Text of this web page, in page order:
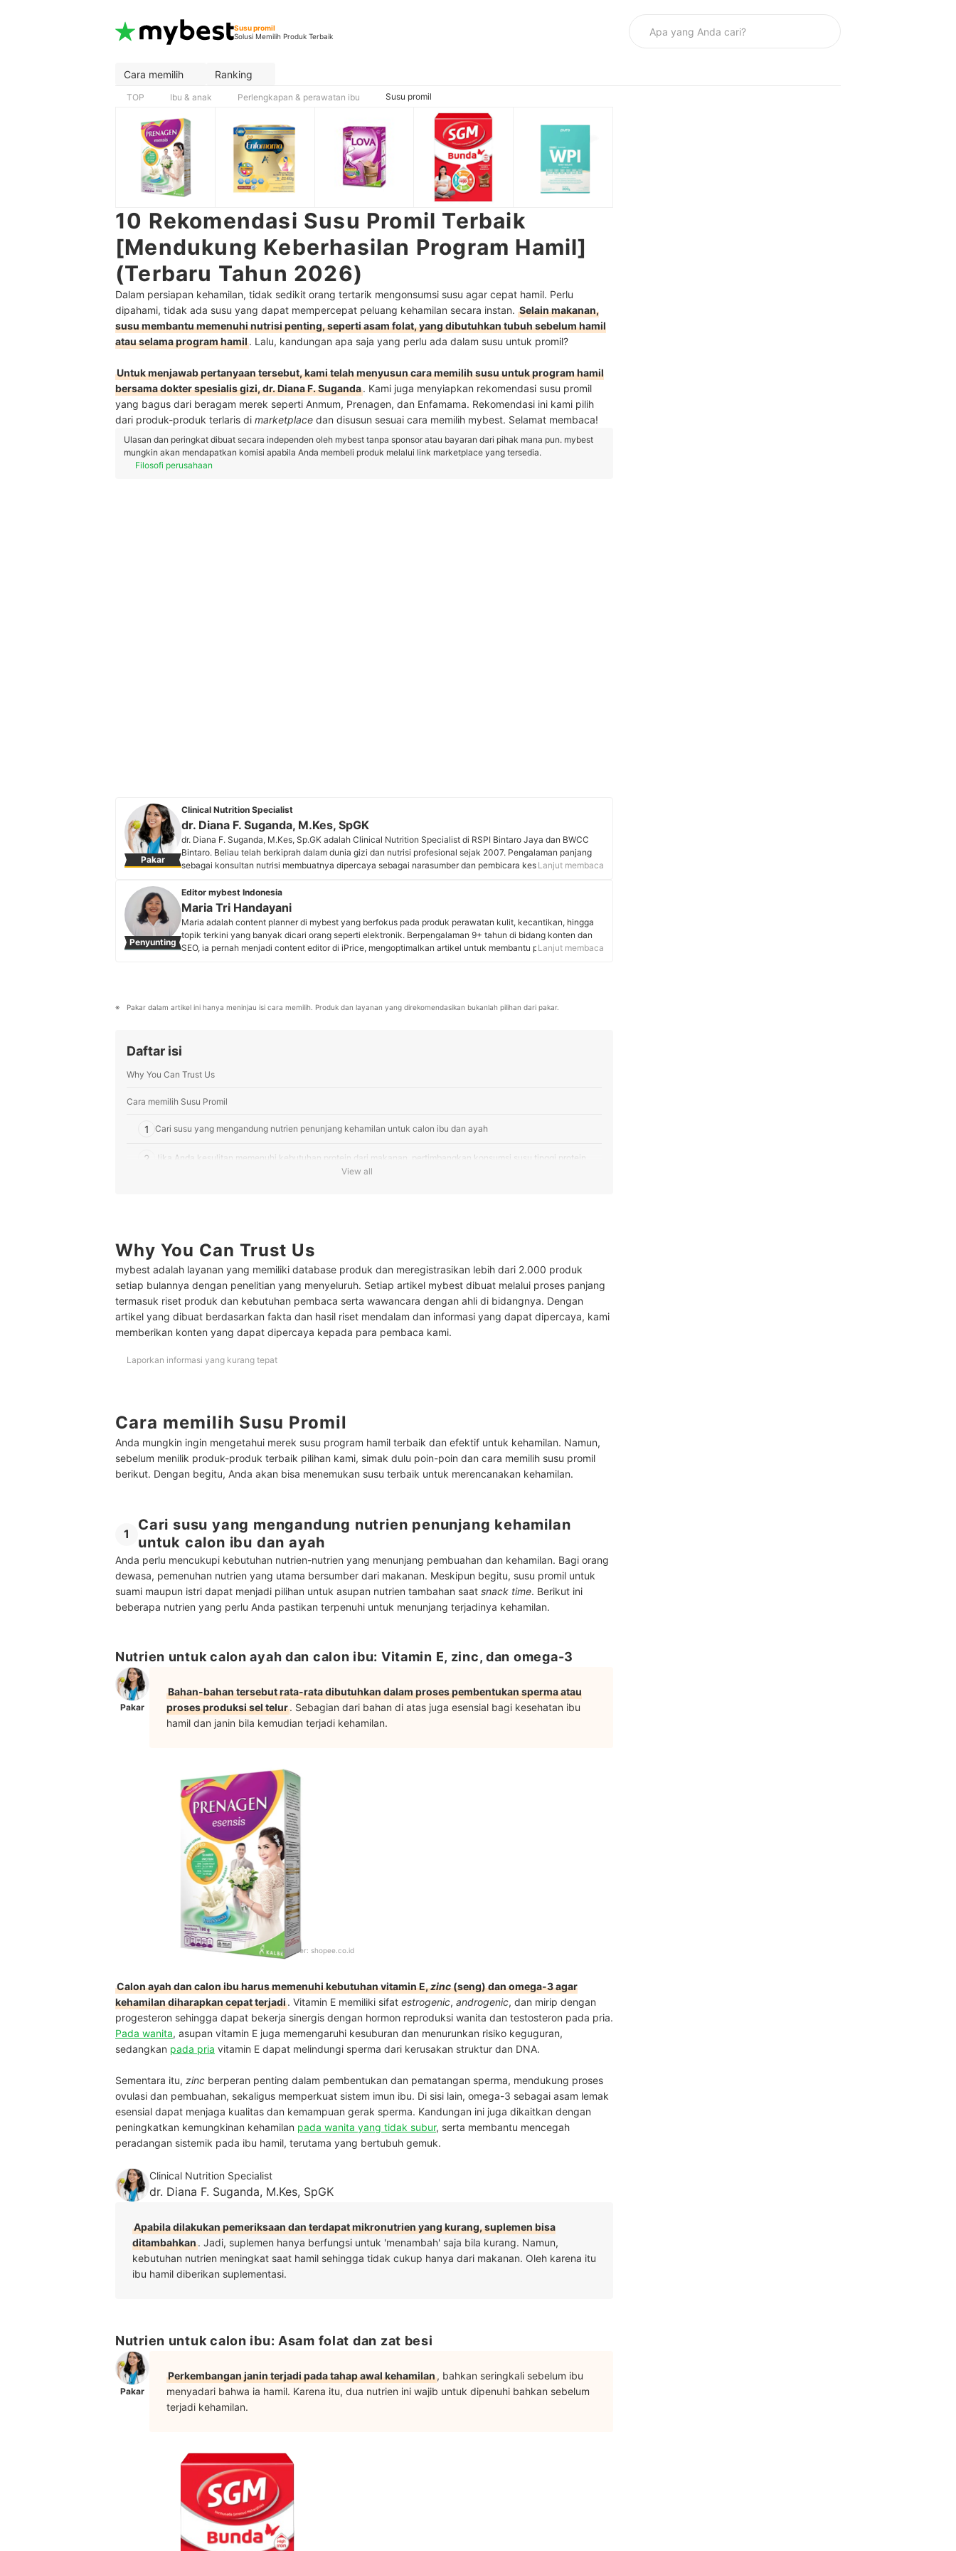
Susu promil
Solusi Memilih Produk Terbaik
Cara memilih Ranking
TOP Ibu & anak Perlengkapan & perawatan ibu Susu promil
10 Rekomendasi Susu Promil Terbaik
[Mendukung Keberhasilan Program Hamil]
(Terbaru Tahun 2026)
Dalam persiapan kehamilan, tidak sedikit orang tertarik mengonsumsi susu agar cepat hamil. Perlu
dipahami, tidak ada susu yang dapat mempercepat peluang kehamilan secara instan. Selain makanan,
susu membantu memenuhi nutrisi penting, seperti asam folat, yang dibutuhkan tubuh sebelum hamil
atau selama program hamil. Lalu, kandungan apa saja yang perlu ada dalam susu untuk promil?
Untuk menjawab pertanyaan tersebut, kami telah menyusun cara memilih susu untuk program hamil
bersama dokter spesialis gizi, dr. Diana F. Suganda. Kami juga menyiapkan rekomendasi susu promil
yang bagus dari beragam merek seperti Anmum, Prenagen, dan Enfamama. Rekomendasi ini kami pilih
dari produk-produk terlaris di marketplace dan disusun sesuai cara memilih mybest. Selamat membaca!
Ulasan dan peringkat dibuat secara independen oleh mybest tanpa sponsor atau bayaran dari pihak mana pun. mybest
mungkin akan mendapatkan komisi apabila Anda membeli produk melalui link marketplace yang tersedia.
Filosofi perusahaan
Pakar
Clinical Nutrition Specialist
dr. Diana F. Suganda, M.Kes, SpGK
dr. Diana F. Suganda, M.Kes, Sp.GK adalah Clinical Nutrition Specialist di RSPI Bintaro Jaya dan BWCC
Bintaro. Beliau telah berkiprah dalam dunia gizi dan nutrisi profesional sejak 2007. Pengalaman panjang
sebagai konsultan nutrisi membuatnya dipercaya sebagai narasumber dan pembicara kesehatan di
Ayo Sehat (Kompas TV). Beliau juga menulis artikel kesehatan yang dimuat di Harper’s Bazaar Indonesia
serta Clara dan kerap membagikankan konten #tipsgizidokterdiana di instagramnya yang memiliki 49K
followers.
Profil dr. Diana F. Suganda, M.Kes, SpGK
Lanjut membaca
Penyunting
Editor mybest Indonesia
Maria Tri Handayani
Maria adalah content planner di mybest yang berfokus pada produk perawatan kulit, kecantikan, hingga
topik terkini yang banyak dicari orang seperti elektronik. Berpengalaman 9+ tahun di bidang konten dan
SEO, ia pernah menjadi content editor di iPrice, mengoptimalkan artikel untuk membantu pembacaLanjut membaca
Pakar dalam artikel ini hanya meninjau isi cara memilih. Produk dan layanan yang direkomendasikan bukanlah pilihan dari pakar.
Daftar isi
Why You Can Trust Us
Cara memilih Susu Promil
1 Cari susu yang mengandung nutrien penunjang kehamilan untuk calon ibu dan ayah
2 Jika Anda kesulitan memenuhi kebutuhan protein dari makanan, pertimbangkan konsumsi susu tinggi protein
Lalu, bagaimana cara meningkatkan peluang hamil?
Baca juga rekomendasi susu lainnya di sini
View all
Why You Can Trust Us
mybest adalah layanan yang memiliki database produk dan meregistrasikan lebih dari 2.000 produk
setiap bulannya dengan penelitian yang menyeluruh. Setiap artikel mybest dibuat melalui proses panjang
termasuk riset produk dan kebutuhan pembaca serta wawancara dengan ahli di bidangnya. Dengan
artikel yang dibuat berdasarkan fakta dan hasil riset mendalam dan informasi yang dapat dipercaya, kami
memberikan konten yang dapat dipercaya kepada para pembaca kami.
Laporkan informasi yang kurang tepat
Cara memilih Susu Promil
Anda mungkin ingin mengetahui merek susu program hamil terbaik dan efektif untuk kehamilan. Namun,
sebelum menilik produk-produk terbaik pilihan kami, simak dulu poin-poin dan cara memilih susu promil
berikut. Dengan begitu, Anda akan bisa menemukan susu terbaik untuk merencanakan kehamilan.
1
Cari susu yang mengandung nutrien penunjang kehamilan
untuk calon ibu dan ayah
Anda perlu mencukupi kebutuhan nutrien-nutrien yang menunjang pembuahan dan kehamilan. Bagi orang
dewasa, pemenuhan nutrien yang utama bersumber dari makanan. Meskipun begitu, susu promil untuk
suami maupun istri dapat menjadi pilihan untuk asupan nutrien tambahan saat snack time. Berikut ini
beberapa nutrien yang perlu Anda pastikan terpenuhi untuk menunjang terjadinya kehamilan.
Nutrien untuk calon ayah dan calon ibu: Vitamin E, zinc, dan omega-3
Pakar
Bahan-bahan tersebut rata-rata dibutuhkan dalam proses pembentukan sperma atau
proses produksi sel telur. Sebagian dari bahan di atas juga esensial bagi kesehatan ibu
hamil dan janin bila kemudian terjadi kehamilan.
Sumber: shopee.co.id
Calon ayah dan calon ibu harus memenuhi kebutuhan vitamin E,zinc(seng) dan omega-3 agar
kehamilan diharapkan cepat terjadi. Vitamin E memiliki sifat estrogenic, androgenic, dan mirip dengan
progesteron sehingga dapat bekerja sinergis dengan hormon reproduksi wanita dan testosteron pada pria.
Pada wanita, asupan vitamin E juga memengaruhi kesuburan dan menurunkan risiko keguguran,
sedangkan pada pria vitamin E dapat melindungi sperma dari kerusakan struktur dan DNA.
Sementara itu, zinc berperan penting dalam pembentukan dan pematangan sperma, mendukung proses
ovulasi dan pembuahan, sekaligus memperkuat sistem imun ibu. Di sisi lain, omega-3 sebagai asam lemak
esensial dapat menjaga kualitas dan kemampuan gerak sperma. Kandungan ini juga dikaitkan dengan
peningkatkan kemungkinan kehamilan pada wanita yang tidak subur, serta membantu mencegah
peradangan sistemik pada ibu hamil, terutama yang bertubuh gemuk.
Clinical Nutrition Specialist
dr. Diana F. Suganda, M.Kes, SpGK
Apabila dilakukan pemeriksaan dan terdapat mikronutrien yang kurang, suplemen bisa
ditambahkan. Jadi, suplemen hanya berfungsi untuk 'menambah' saja bila kurang. Namun,
kebutuhan nutrien meningkat saat hamil sehingga tidak cukup hanya dari makanan. Oleh karena itu
ibu hamil diberikan suplementasi.
Nutrien untuk calon ibu: Asam folat dan zat besi
Pakar
Perkembangan janin terjadi pada tahap awal kehamilan, bahkan seringkali sebelum ibu
menyadari bahwa ia hamil. Karena itu, dua nutrien ini wajib untuk dipenuhi bahkan sebelum
terjadi kehamilan.